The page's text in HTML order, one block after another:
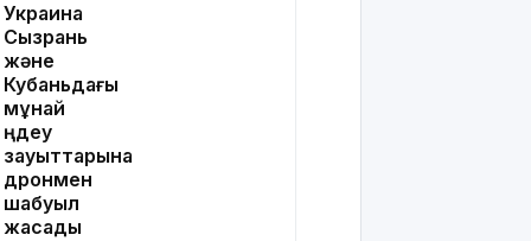
Украина
Сызрань
және
Кубаньдағы
мұнай
өңдеу
зауыттарына
дронмен
шабуыл
жасады